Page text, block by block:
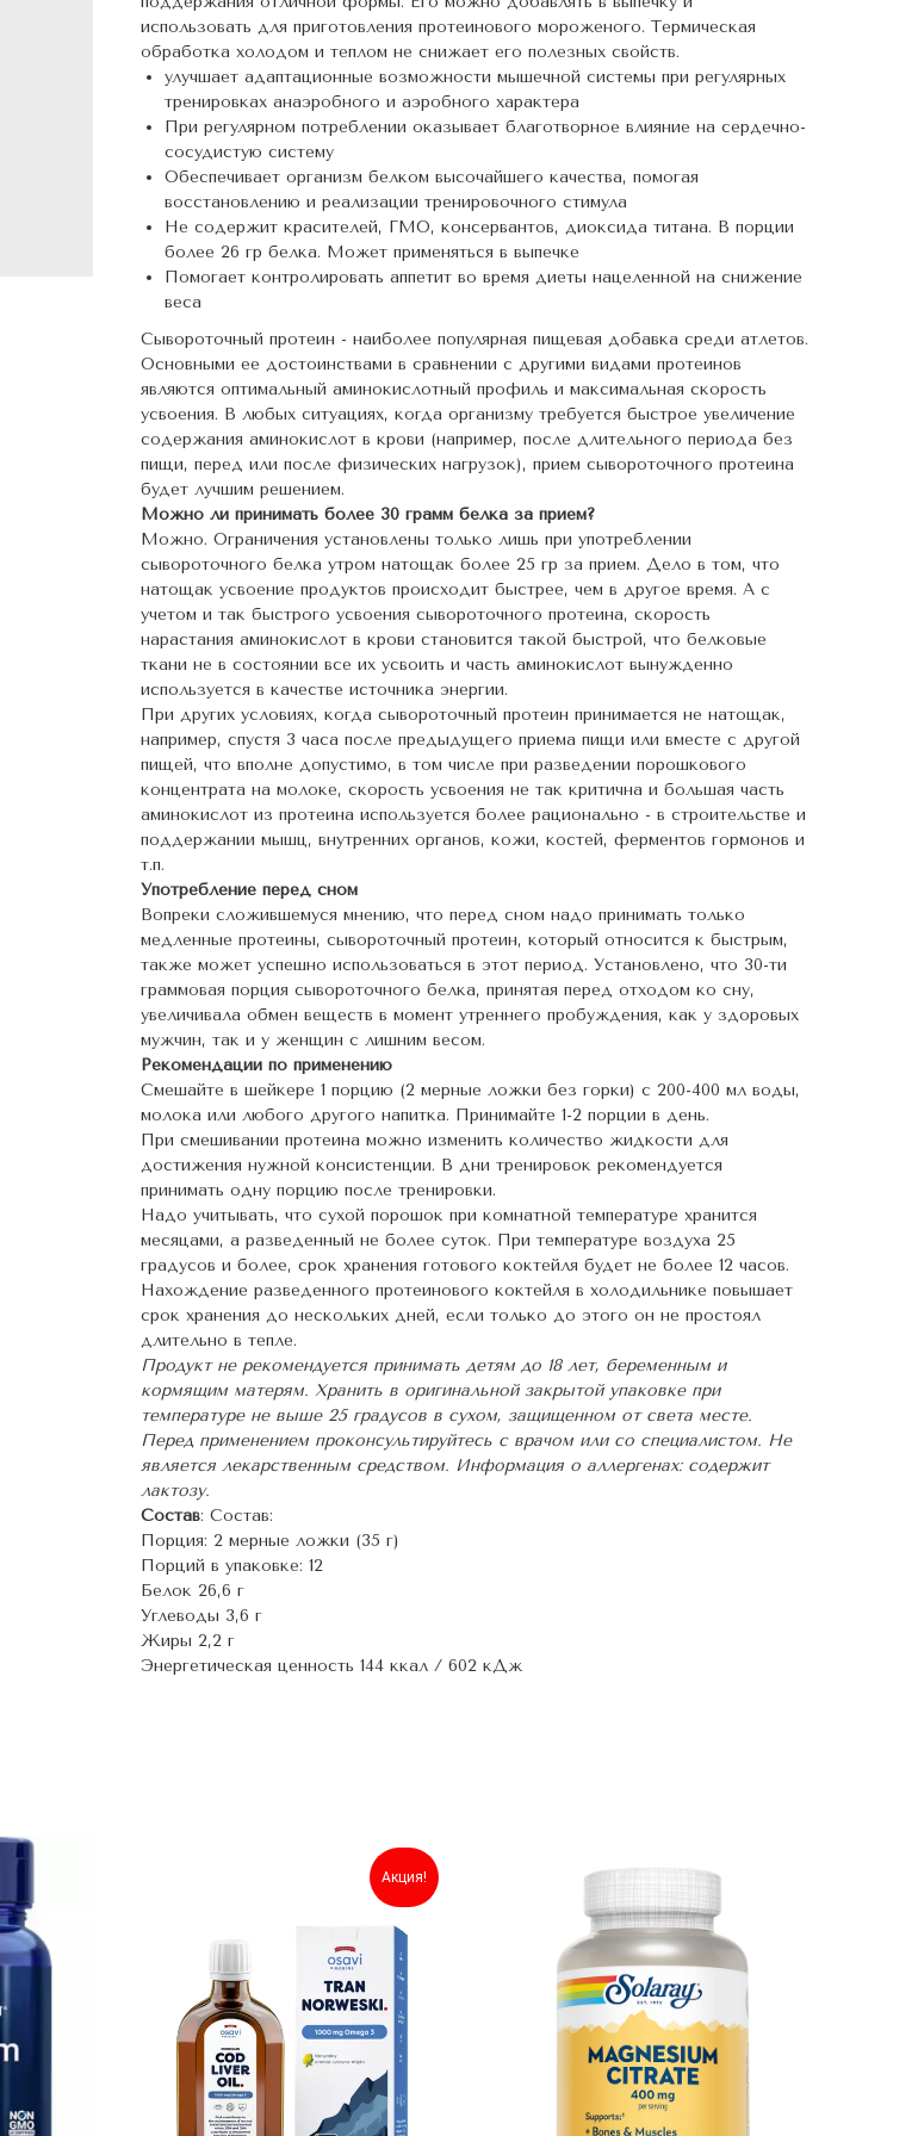
использовать для приготовления протеинового мороженого. Термическая
обработка холодом и теплом не снижает его полезных свойств.
улучшает адаптационные возможности мышечной системы при регулярных
тренировках анаэробного и аэробного характера
При регулярном потреблении оказывает благотворное влияние на сердечно-
сосудистую систему
Обеспечивает организм белком высочайшего качества, помогая
восстановлению и реализации тренировочного стимула
Не содержит красителей, ГМО, консервантов, диоксида титана. В порции
более 26 гр белка. Может применяться в выпечке
Помогает контролировать аппетит во время диеты нацеленной на снижение
веса
Сывороточный протеин - наиболее популярная пищевая добавка среди атлетов.
Основными ее достоинствами в сравнении с другими видами протеинов
являются оптимальный аминокислотный профиль и максимальная скорость
усвоения. В любых ситуациях, когда организму требуется быстрое увеличение
содержания аминокислот в крови (например, после длительного периода без
пищи, перед или после физических нагрузок), прием сывороточного протеина
будет лучшим решением.
Можно ли принимать более 30 грамм белка за прием?
Можно. Ограничения установлены только лишь при употреблении
сывороточного белка утром натощак более 25 гр за прием. Дело в том, что
натощак усвоение продуктов происходит быстрее, чем в другое время. А с
учетом и так быстрого усвоения сывороточного протеина, скорость
нарастания аминокислот в крови становится такой быстрой, что белковые
ткани не в состоянии все их усвоить и часть аминокислот вынужденно
используется в качестве источника энергии.
При других условиях, когда сывороточный протеин принимается не натощак,
например, спустя 3 часа после предыдущего приема пищи или вместе с другой
пищей, что вполне допустимо, в том числе при разведении порошкового
концентрата на молоке, скорость усвоения не так критична и большая часть
аминокислот из протеина используется более рационально - в строительстве и
поддержании мышц, внутренних органов, кожи, костей, ферментов гормонов и
т.п.
Употребление перед сном
Вопреки сложившемуся мнению, что перед сном надо принимать только
медленные протеины, сывороточный протеин, который относится к быстрым,
также может успешно использоваться в этот период. Установлено, что 30-ти
граммовая порция сывороточного белка, принятая перед отходом ко сну,
увеличивала обмен веществ в момент утреннего пробуждения, как у здоровых
мужчин, так и у женщин с лишним весом.
Рекомендации по применению
Смешайте в шейкере 1 порцию (2 мерные ложки без горки) с 200-400 мл воды,
молока или любого другого напитка. Принимайте 1-2 порции в день.
При смешивании протеина можно изменить количество жидкости для
достижения нужной консистенции. В дни тренировок рекомендуется
принимать одну порцию после тренировки.
Надо учитывать, что сухой порошок при комнатной температуре хранится
месяцами, а разведенный не более суток. При температуре воздуха 25
градусов и более, срок хранения готового коктейля будет не более 12 часов.
Нахождение разведенного протеинового коктейля в холодильнике повышает
срок хранения до нескольких дней, если только до этого он не простоял
длительно в тепле.
Продукт не рекомендуется принимать детям до 18 лет, беременным и
кормящим матерям. Хранить в оригинальной закрытой упаковке при
температуре не выше 25 градусов в сухом, защищенном от света месте.
Перед применением проконсультируйтесь с врачом или со специалистом. Не
является лекарственным средством. Информация о аллергенах: содержит
лактозу.
Состав: Состав:
Порция: 2 мерные ложки (35 г)
Порций в упаковке: 12
Белок 26,6 г
Углеводы 3,6 г
Жиры 2,2 г
Энергетическая ценность 144 ккал / 602 кДж
Акция!